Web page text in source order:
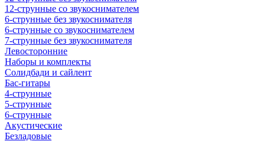
12-струнные со звукоснимателем
6-струнные без звукоснимателя
6-струнные со звукоснимателем
7-струнные без звукоснимателя
Левосторонние
Наборы и комплекты
Солидбади и сайлент
Бас-гитары
4-струнные
5-струнные
6-струнные
Акустические
Безладовые